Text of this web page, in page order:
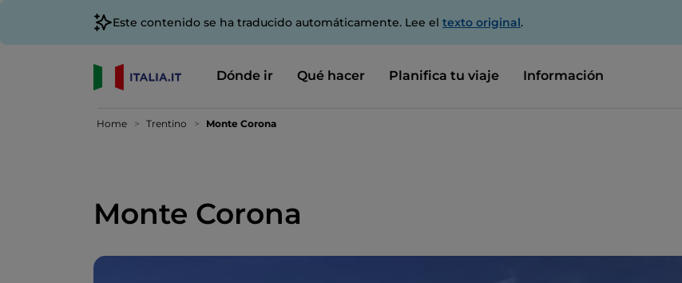
Este contenido se ha traducido automáticamente. Lee el texto original.
Dónde ir Qué hacer Planifica tu viaje Información
Home Trentino Monte Corona
Monte Corona